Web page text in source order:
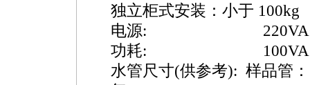
独立柜式安装：小于 100kg
电源: 220VAC,
功耗: 100VA
水管尺寸(供参考): 样品管